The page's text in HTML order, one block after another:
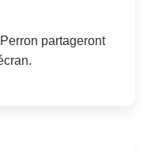
partageront